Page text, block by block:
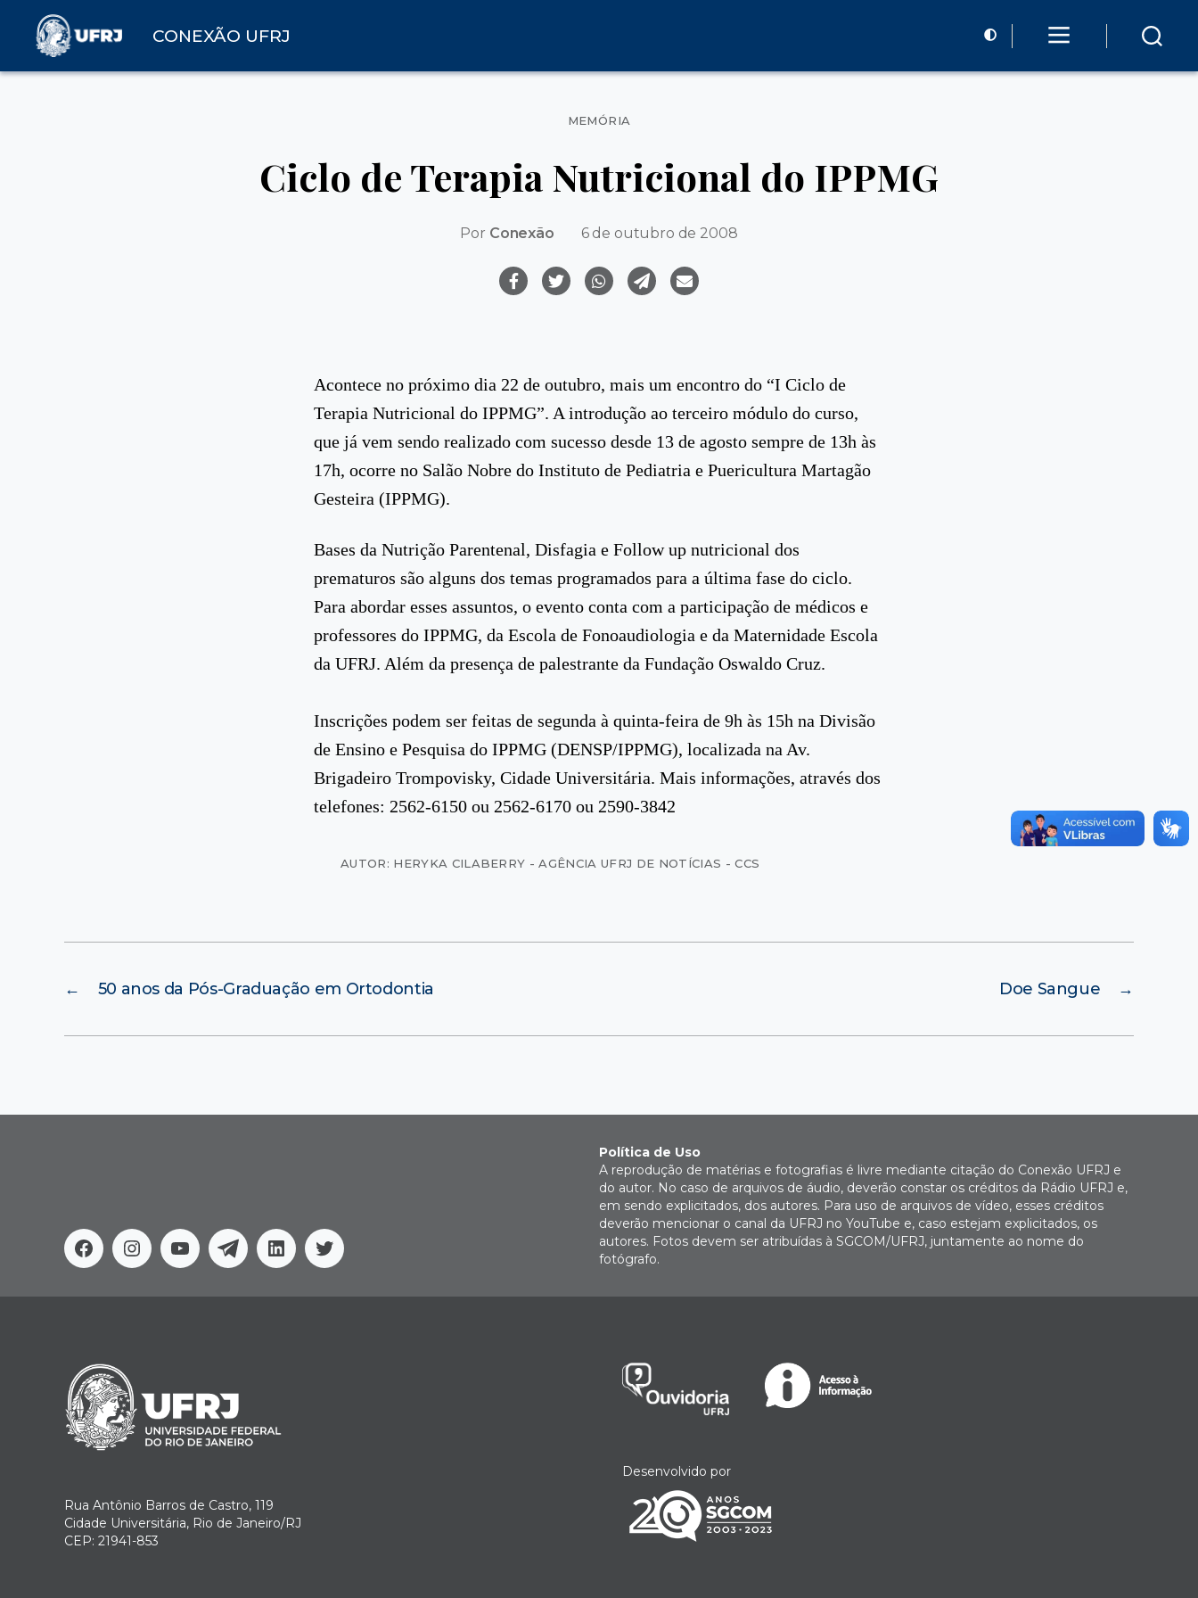
CONEXÃO UFRJ
Categorias
MEMÓRIA
Ciclo de Terapia Nutricional do IPPMG
Por Conexão 6 de outubro de 2008
Acontece no próximo dia 22 de outubro, mais um encontro do “I Ciclo de
Terapia Nutricional do IPPMG”. A introdução ao terceiro módulo do curso,
que já vem sendo realizado com sucesso desde 13 de agosto sempre de 13h às
17h, ocorre no Salão Nobre do Instituto de Pediatria e Puericultura Martagão
Gesteira (IPPMG).
Bases da Nutrição Parentenal, Disfagia e Follow up nutricional dos
prematuros são alguns dos temas programados para a última fase do ciclo.
Para abordar esses assuntos, o evento conta com a participação de médicos e
professores do IPPMG, da Escola de Fonoaudiologia e da Maternidade Escola
da UFRJ. Além da presença de palestrante da Fundação Oswaldo Cruz.
Inscrições podem ser feitas de segunda à quinta-feira de 9h às 15h na Divisão
de Ensino e Pesquisa do IPPMG (DENSP/IPPMG), localizada na Av.
Brigadeiro Trompovisky, Cidade Universitária. Mais informações, através dos
telefones: 2562-6150 ou 2562-6170 ou 2590-3842
AUTOR: HERYKA CILABERRY - AGÊNCIA UFRJ DE NOTÍCIAS - CCS
← 50 anos da Pós-Graduação em Ortodontia →
Doe Sangue
FacebookInstagram
YoutubeTelegramLinkedinTwitter
Política de Uso
A reprodução de matérias e fotografias é livre mediante citação do Conexão UFRJ e
do autor. No caso de arquivos de áudio, deverão constar os créditos da Rádio UFRJ e,
em sendo explicitados, dos autores. Para uso de arquivos de vídeo, esses créditos
deverão mencionar o canal da UFRJ no YouTube e, caso estejam explicitados, os
autores. Fotos devem ser atribuídas à SGCOM/UFRJ, juntamente ao nome do
fotógrafo.
Rua Antônio Barros de Castro, 119
Cidade Universitária, Rio de Janeiro/RJ
CEP: 21941-853
Desenvolvido por